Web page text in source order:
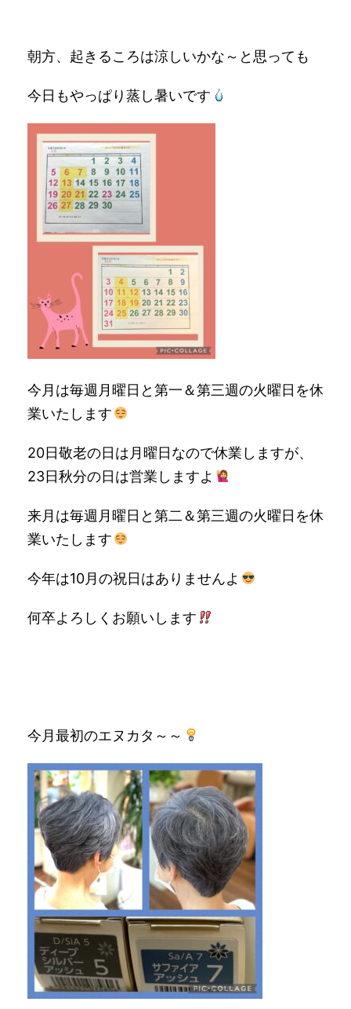
朝方、起きるころは涼しいかな～と思っても
今日もやっぱり蒸し暑いです
今月は毎週月曜日と第一＆第三週の火曜日を休
業いたします
20日敬老の日は月曜日なので休業しますが、
23日秋分の日は営業しますよ
来月は毎週月曜日と第二＆第三週の火曜日を休
業いたします
今年は10月の祝日はありませんよ
何卒よろしくお願いします
今月最初のエヌカタ～～